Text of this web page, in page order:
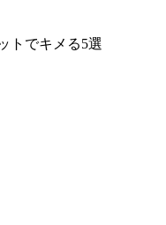
トでキメる5選